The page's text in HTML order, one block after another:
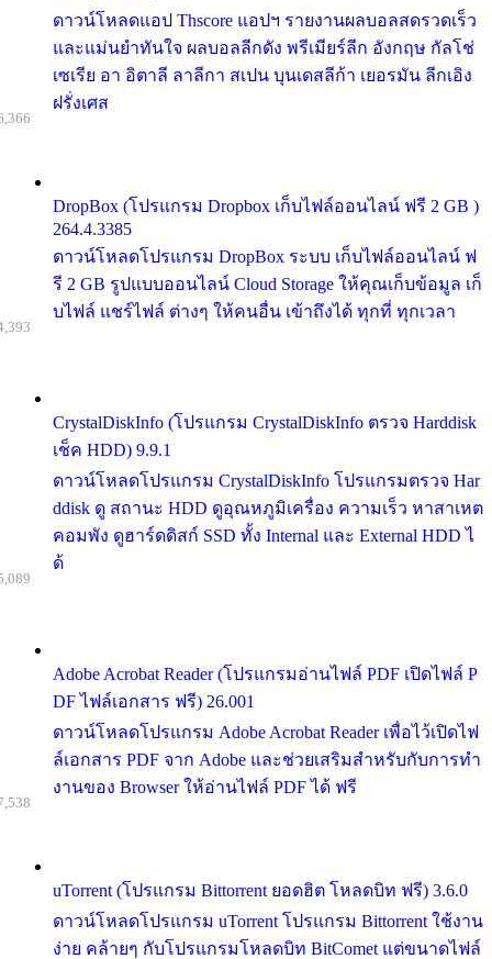
ดาวน์โหลดแอป Thscore แอปฯ รายงานผลบอลสดรวดเร็ว
และแม่นยำทันใจ ผลบอลลีกดัง พรีเมียร์ลีก อังกฤษ กัลโช่
เซเรีย อา อิตาลี ลาลีกา สเปน บุนเดสลีก้า เยอรมัน ลีกเอิง
ฝรั่งเศส
DropBox (โปรแกรม Dropbox เก็บไฟล์ออนไลน์ ฟรี 2 GB )
264.4.3385
ดาวน์โหลดโปรแกรม DropBox ระบบ เก็บไฟล์ออนไลน์ ฟ
รี 2 GB รูปแบบออนไลน์ Cloud Storage ให้คุณเก็บข้อมูล เก็
บไฟล์ แชร์ไฟล์ ต่างๆ ให้คนอื่น เข้าถึงได้ ทุกที่ ทุกเวลา
CrystalDiskInfo (โปรแกรม CrystalDiskInfo ตรวจ Harddisk
เช็ค HDD) 9.9.1
ดาวน์โหลดโปรแกรม CrystalDiskInfo โปรแกรมตรวจ Har
ddisk ดู สถานะ HDD ดูอุณหภูมิเครื่อง ความเร็ว หาสาเหต
คอมพัง ดูฮาร์ดดิสก์ SSD ทั้ง Internal และ External HDD ไ
ด้
Adobe Acrobat Reader (โปรแกรมอ่านไฟล์ PDF เปิดไฟล์ P
DF ไฟล์เอกสาร ฟรี) 26.001
ดาวน์โหลดโปรแกรม Adobe Acrobat Reader เพื่อไว้เปิดไฟ
ล์เอกสาร PDF จาก Adobe และช่วยเสริมสำหรับกับการทำ
งานของ Browser ให้อ่านไฟล์ PDF ได้ ฟรี
uTorrent (โปรแกรม Bittorrent ยอดฮิต โหลดบิท ฟรี) 3.6.0
ดาวน์โหลดโปรแกรม uTorrent โปรแกรม Bittorrent ใช้งาน
ง่าย คล้ายๆ กับโปรแกรมโหลดบิท BitComet แต่ขนาดไฟล์